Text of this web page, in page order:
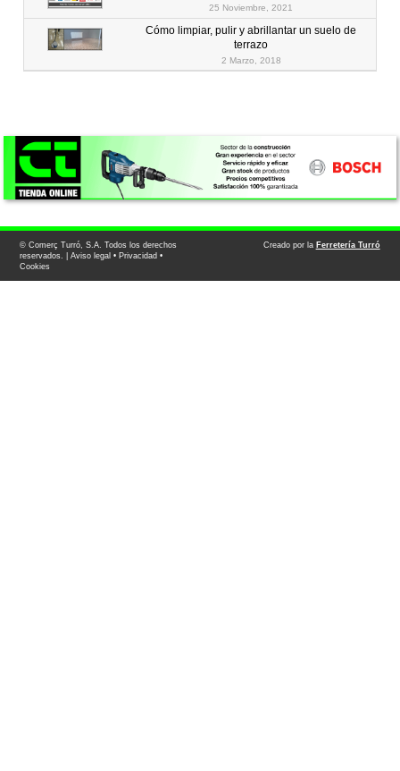
25 Noviembre, 2021
Cómo limpiar, pulir y abrillantar un suelo de
terrazo
2 Marzo, 2018
© Comerç Turró, S.A. Todos los derechos
reservados. |Aviso legal • Privacidad •
Cookies
Creado por la Ferretería Turró